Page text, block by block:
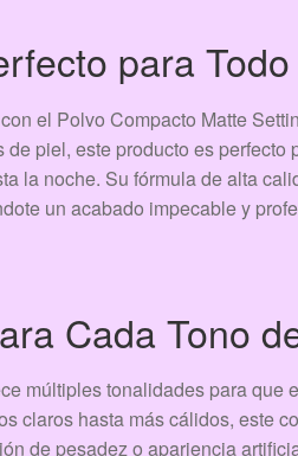
para
el Polvo Compacto Matte
piel, este producto es perfecto
la noche. Su fórmula de alta
un acabado impecable y
Cada Tono
múltiples tonalidades para que
claros hasta más cálidos, este
de pesadez o apariencia